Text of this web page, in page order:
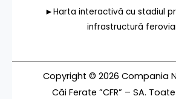
►Harta interactivă cu stadiul
infrastructură
Copyright © 2026 Compania
Căi Ferate ”CFR” – SA.